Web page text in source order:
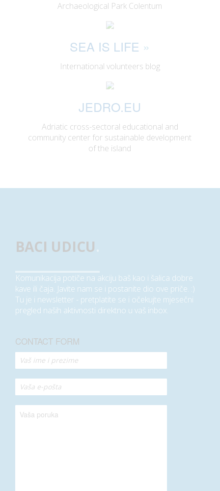
Archaeological Park Colentum
SEA IS LIFE »
International volunteers blog
JEDRO.EU
Adriatic cross-sectoral educational and
community center for sustainable development
of the island
BACI UDICU
Komunikacija potiče na akciju baš kao i šalica dobre
kave ili čaja. Javite nam se i postanite dio ove priče. :)
Tu je i newsletter - pretplatite se i očekujte mjesečni
pregled naših aktivnosti direktno u vaš inbox.
CONTACT FORM